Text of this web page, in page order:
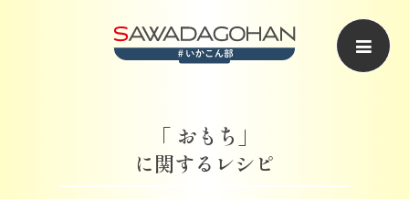
「 おもち」
に関するレシピ